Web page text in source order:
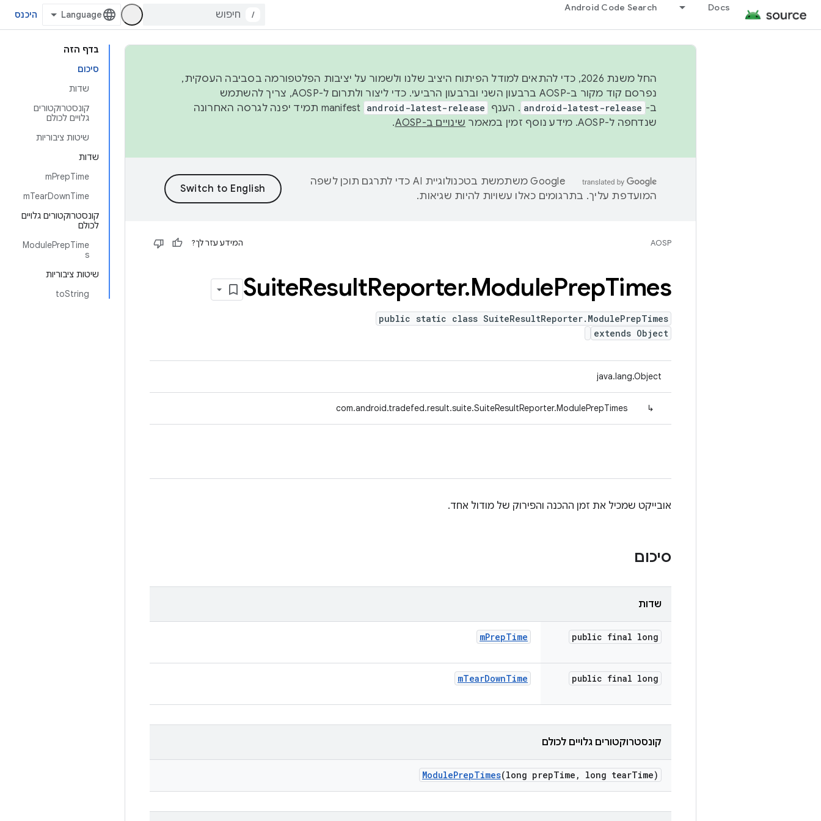
Docs
Android Code Search
/ היכנס
בדף הזה
סיכום
שדות
קונסטרוקטורים
גלויים לכולם
שיטות ציבוריות
שדות
mPrepTime
mTearDownTime
קונסטרוקטורים גלויים
לכולם
ModulePrepTime
s
שיטות ציבוריות
toString
החל משנת 2026, כדי להתאים למודל הפיתוח היציב שלנו ולשמור על יציבות הפלטפורמה בסביבה העסקית,
נפרסם קוד מקור ב-AOSP ברבעון השני וברבעון הרביעי. כדי ליצור ולתרום ל-AOSP, צריך להשתמש
ב- android-latest-release . הענף android-latest-release
manifest תמיד יפנה לגרסה האחרונה
שנדחפה ל-AOSP. מידע נוסף זמין במאמר
שינויים ב-AOSP .
‫Google משתמשת בטכנולוגיית AI כדי לתרגם תוכן לשפה
המועדפת עליך. בתרגומים כאלו עשויות להיות שגיאות.
AOSP המידע עזר לך?
SuiteResultReporter.ModulePrepTimes
public static class SuiteResultReporter.ModulePrepTimes
extends Object
java.lang.Object
↳
com.android.tradefed.result.suite.SuiteResultReporter.ModulePrepTimes
אובייקט שמכיל את זמן ההכנה והפירוק של מודול אחד.
סיכום
שדות
public final long
mPrepTime
public final long
mTearDownTime
קונסטרוקטורים גלויים לכולם
ModulePrepTimes(long prepTime , long tearTime)